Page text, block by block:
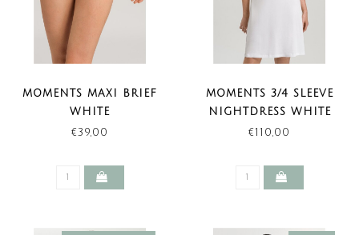
MOMENTS MAXI BRIEF
WHITE
€39,00
MOMENTS 3/4 SLEEVE
NIGHTDRESS WHITE
(LAST ITEMS)
€110,00